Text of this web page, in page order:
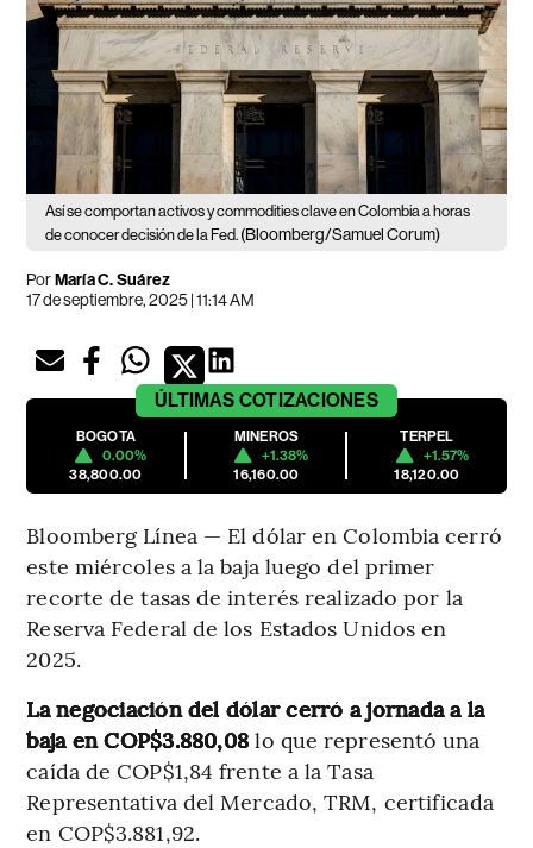
Así se comportan activos y commodities clave en Colombia a horas
de conocer decisión de la Fed. (Bloomberg/Samuel Corum)
PorMaría C. Suárez
17 de septiembre, 2025 | 11:14 AM
ÚLTIMAS COTIZACIONES
BOGOTA
0.00%
38,800.00
MINEROS
+1.38%
16,160.00
TERPEL
+1.57%
18,120.00
Bloomberg Línea — El dólar en Colombia cerró
este miércoles a la baja luego del primer
recorte de tasas de interés realizado por la
Reserva Federal de los Estados Unidos en
2025.
La negociación del dólar cerró a jornada a la
baja en COP$3.880,08lo que representó una
caída de COP$1,84 frente a la Tasa
Representativa del Mercado, TRM, certificada
en COP$3.881,92.